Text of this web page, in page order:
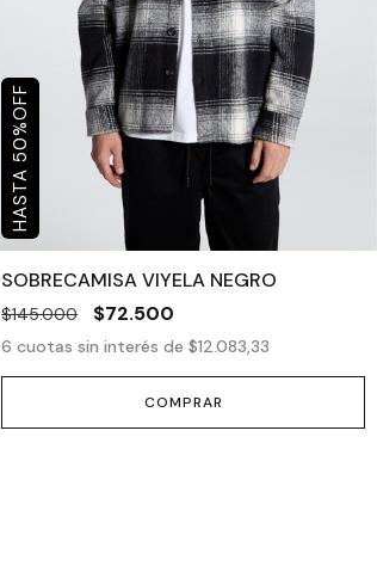
50
%
OFF
SOBRECAMISA VIYELA NEGRO
$145.000 $72.500
6 cuotas sin interés de$12.083,33
COMPRAR